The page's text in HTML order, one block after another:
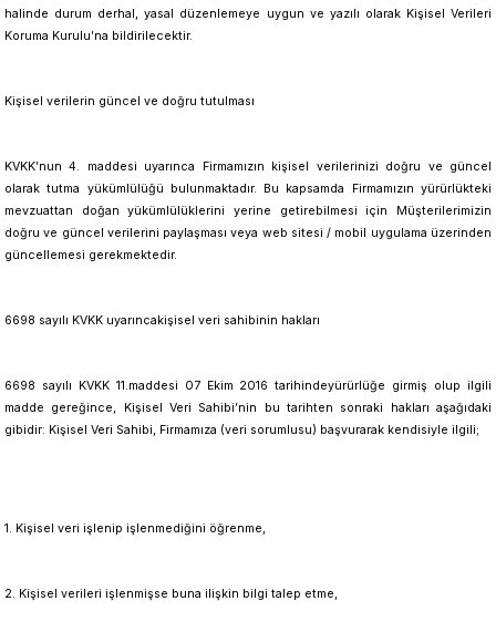
halinde durum derhal, yasal düzenlemeye uygun ve yazılı olarak Kişisel Verileri
Koruma Kurulu’na bildirilecektir.
Kişisel verilerin güncel ve doğru tutulması
KVKK’nun 4. maddesi uyarınca Firmamızın kişisel verilerinizi doğru ve güncel
olarak tutma yükümlülüğü bulunmaktadır. Bu kapsamda Firmamızın yürürlükteki
mevzuattan doğan yükümlülüklerini yerine getirebilmesi için Müşterilerimizin
doğru ve güncel verilerini paylaşması veya web sitesi / mobil uygulama üzerinden
güncellemesi gerekmektedir.
6698 sayılı KVKK uyarıncakişisel veri sahibinin hakları
6698 sayılı KVKK 11.maddesi 07 Ekim 2016 tarihindeyürürlüğe girmiş olup ilgili
madde gereğince, Kişisel Veri Sahibi’nin bu tarihten sonraki hakları aşağıdaki
gibidir: Kişisel Veri Sahibi, Firmamıza (veri sorumlusu) başvurarak kendisiyle ilgili;
1. Kişisel veri işlenip işlenmediğini öğrenme,
2. Kişisel verileri işlenmişse buna ilişkin bilgi talep etme,